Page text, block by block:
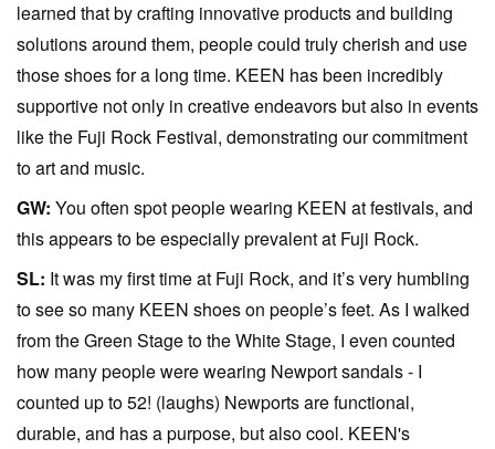
learned that by crafting innovative products and building
solutions around them, people could truly cherish and use
those shoes for a long time. KEEN has been incredibly
supportive not only in creative endeavors but also in events
like the Fuji Rock Festival, demonstrating our commitment
to art and music.
GW: You often spot people wearing KEEN at festivals, and
this appears to be especially prevalent at Fuji Rock.
SL: It was my first time at Fuji Rock, and it’s very humbling
to see so many KEEN shoes on people’s feet. As I walked
from the Green Stage to the White Stage, I even counted
how many people were wearing Newport sandals - I
counted up to 52! (laughs) Newports are functional,
durable, and has a purpose, but also cool. KEEN's